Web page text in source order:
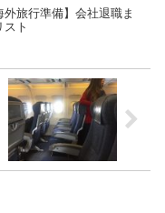
外旅行準備】会社退職ま
スト